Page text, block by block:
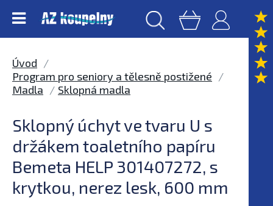
Úvod
Program pro seniory a tělesně postižené
Madla
Sklopná madla
Sklopný úchyt ve tvaru U s
držákem toaletního papíru
Bemeta HELP 301407272, s
krytkou, nerez lesk, 600 mm